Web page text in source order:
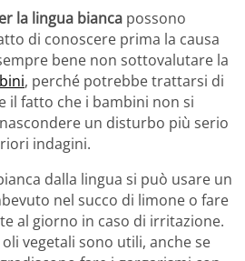
la lingua bianca possono
di conoscere prima la causa
bene non sottovalutare la
, perché potrebbe trattarsi di
il fatto che i bambini non si
un disturbo più serio
indagini.
dalla lingua si può usare un
nel succo di limone o fare
al giorno in caso di irritazione.
vegetali sono utili, anche se